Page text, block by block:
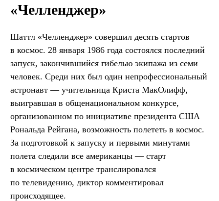
«Челленджер»
Шаттл «Челленджер» совершил десять стартов
в космос. 28 января 1986 года состоялся последний
запуск, закончившийся гибелью экипажа из семи
человек. Среди них был один непрофессиональный
астронавт — учительница Криста МакОлифф,
выигравшая в общенациональном конкурсе,
организованном по инициативе президента США
Рональда Рейгана, возможность полететь в космос.
За подготовкой к запуску и первыми минутами
полета следили все американцы — старт
в космическом центре транслировался
по телевидению, диктор комментировал
происходящее.